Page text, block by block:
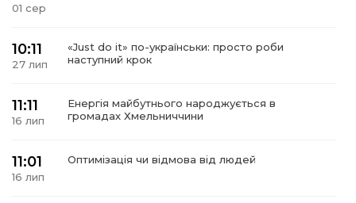
01 сер
10:11
27 лип
«Just do it» по-українськи: просто роби
наступний крок
11:11
16 лип
Енергія майбутнього народжується в
громадах Хмельниччини
11:01
16 лип
Оптимізація чи відмова від людей